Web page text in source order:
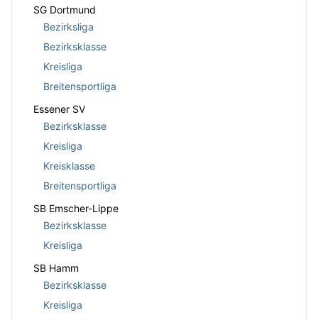
SG Dortmund
Bezirksliga
Bezirksklasse
Kreisliga
Breitensportliga
Essener SV
Bezirksklasse
Kreisliga
Kreisklasse
Breitensportliga
SB Emscher-Lippe
Bezirksklasse
Kreisliga
SB Hamm
Bezirksklasse
Kreisliga